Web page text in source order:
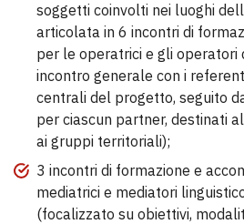
soggetti coinvolti nei luoghi
articolata in 6 incontri di
per le operatrici e gli operatori
incontro generale con i
centrali del progetto, seguito
per ciascun partner, destinati
ai gruppi territoriali);
3 incontri di formazione e
mediatrici e mediatori
(focalizzato su obiettivi,